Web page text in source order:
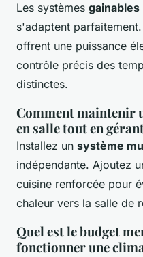
Les systèmes
s'adaptent
offrent une puissance
contrôle précis des
distinctes.
Comment maintenir
en salle tout en
Installez un système
indépendante. Ajoutez
cuisine renforcée pour
chaleur vers la salle de
Quel est le budget
fonctionner une